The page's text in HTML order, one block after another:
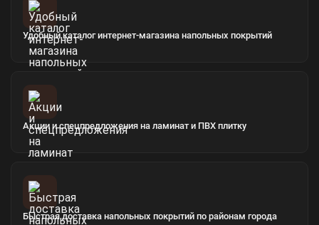
Удобный каталог интернет-магазина напольных покрытий
Акции и спецпредложения на ламинат и ПВХ плитку
Быстрая доставка напольных покрытий по районам города